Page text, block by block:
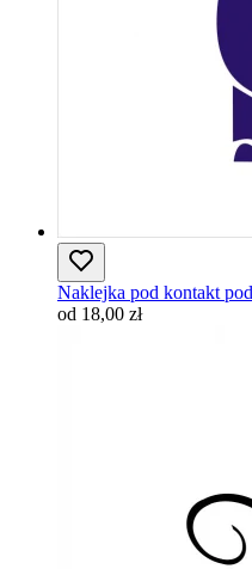
Naklejka pod kontakt
od 18,00 zł